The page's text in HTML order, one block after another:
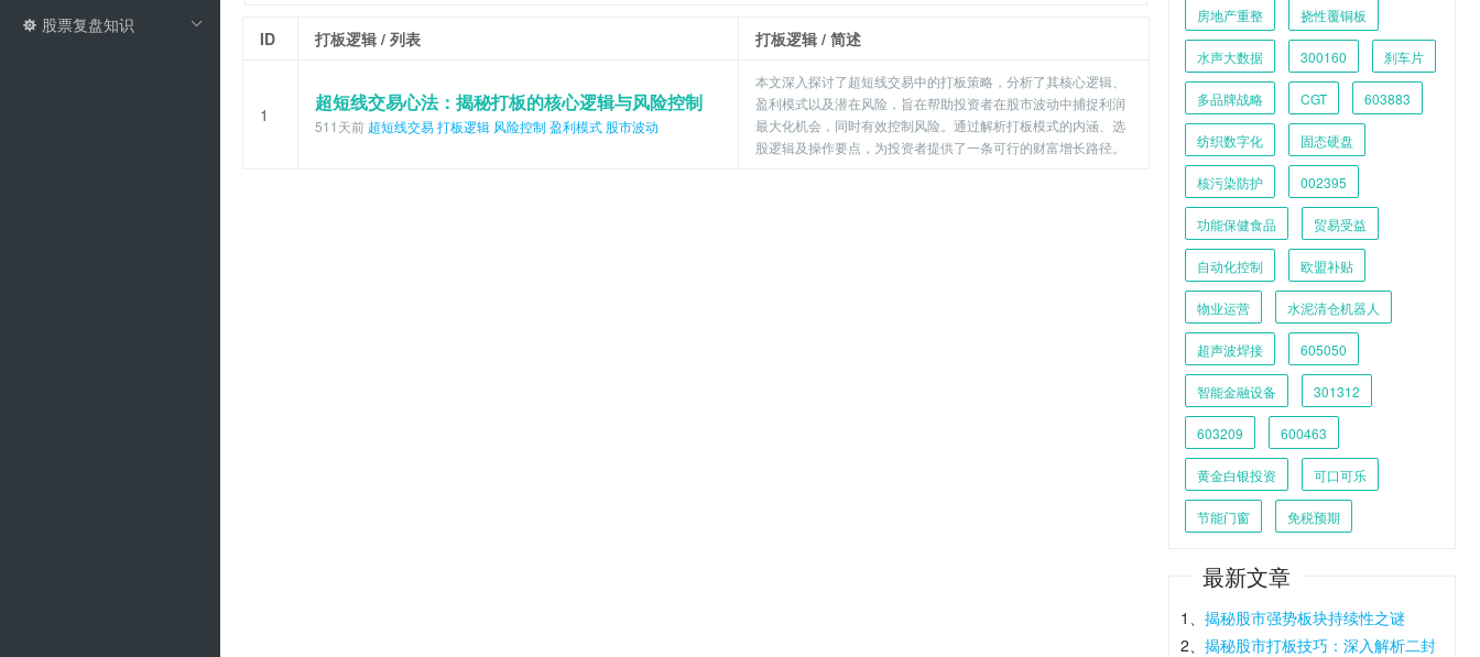
ID 打板逻辑 / 列表 打板逻辑 / 简述
1 超短线交易心法：揭秘打板的核心逻辑与风险控制
511天前 超短线交易打板逻辑 风险控制盈利模式 股市波动
本文深入探讨了超短线交易中的打板策略，分析了其核心逻辑、
盈利模式以及潜在风险，旨在帮助投资者在股市波动中捕捉利润
最大化机会，同时有效控制风险。通过解析打板模式的内涵、选
股逻辑及操作要点，为投资者提供了一条可行的财富增长路径。
房地产重整 挠性覆铜板
水声大数据 300160 刹车片
多品牌战略 CGT 603883
纺织数字化 固态硬盘
核污染防护 002395
功能保健食品 贸易受益
自动化控制 欧盟补贴
物业运营 水泥清仓机器人
超声波焊接 605050
智能金融设备 301312
603209 600463
黄金白银投资 可口可乐
节能门窗 免税预期
最新文章
1、揭秘股市强势板块持续性之谜
2、揭秘股市打板技巧：深入解析二封
股票复盘知识